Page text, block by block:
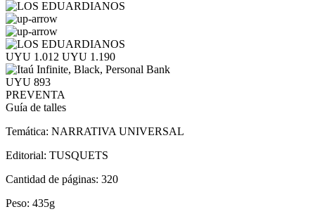
UYU 1.012 UYU 1.190
UYU 893
PREVENTA
Guía de talles
Temática: NARRATIVA UNIVERSAL
Editorial: TUSQUETS
Cantidad de páginas: 320
Peso: 435g